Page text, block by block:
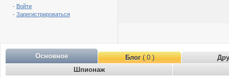
- Войти
- Зарегистрироваться
Основное Блог( 0 )
Шпионаж